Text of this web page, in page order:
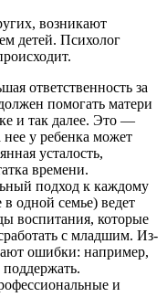
возникают
детей. Психолог
ответственность за
помогать матери
и так далее. Это —
нее у ребенка может
усталость,
времени.
подход к каждому
одной семье) ведет
воспитания, которые
с младшим. Из-
ошибки: например,
и